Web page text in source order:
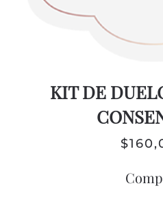
KIT DE
$